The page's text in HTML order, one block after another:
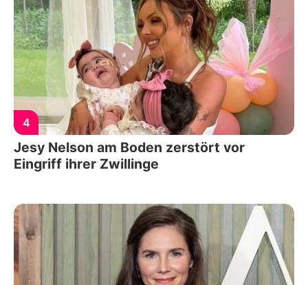
4
Jesy Nelson am Boden zerstört vor
Eingriff ihrer Zwillinge